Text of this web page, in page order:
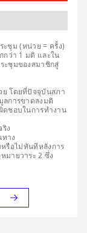
ชุม (หน่วย = ครั้ง)
กว่า 1 มติ และใน
ะชุมของสมาชิกสู่
ย โดยที่ปัจจุบันสภา
ลการขาดลงมติ
ดชอบในการทำงาน
ง
าง
รือไม่ทันทีหลังการ
มายวาระ 2 ซึ่ง